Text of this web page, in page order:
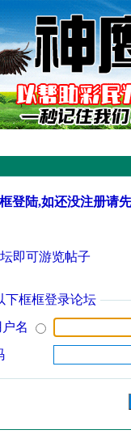
登陆,如还没注册请
即可游览帖子
下框框登录论坛
户名